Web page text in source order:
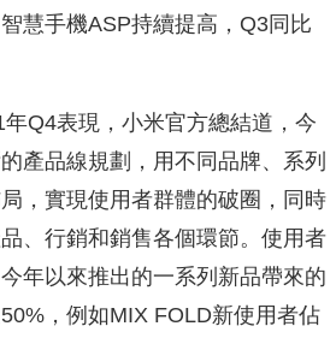
慧手機ASP持續提高，Q3同比
Q4表現，小米官方總結道，今
產品線規劃，用不同品牌、系列
，實現使用者群體的破圈，同時
、行銷和銷售各個環節。使用者
年以來推出的一系列新品帶來的
，例如MIX FOLD新使用者佔